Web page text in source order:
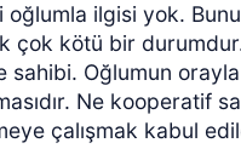
ilgisi yok.
çok kötü bir
sahibi. Oğlumun
Ne kooperatif
çalışmak kabul